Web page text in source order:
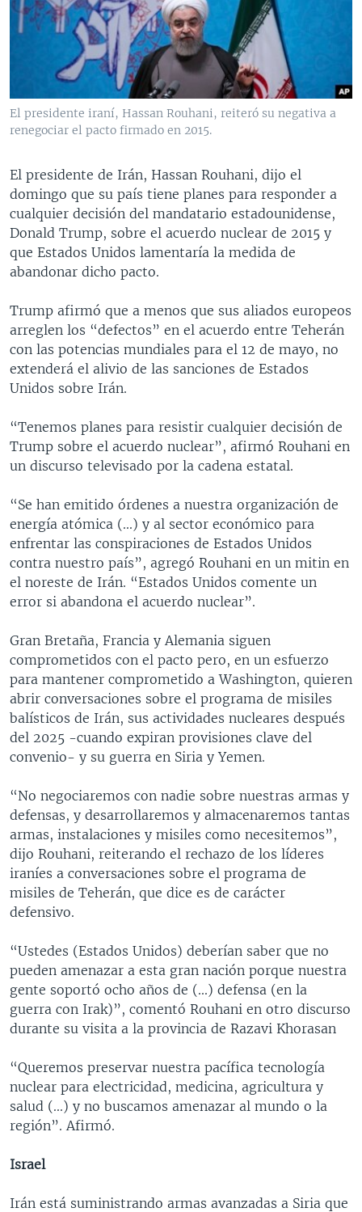
VENEZUELA
NICARAGUA
ECONOMÍA
ENTRETENIMIENTO Y CULTURA
TECNOLOGÍA
DEPORTES
CIENCIA Y SALUD
MULTIMEDIA
FOTOGRAFÍA
AUDIOS
PROGRAMAS TV
EL MUNDO AL DÍA
FORO INTERAMERICANO
VISIÓN 360
PANORAMA
AVANCE INFORMATIVO
AUDIONOTICIAS
ESTADOS UNIDOS AL DÍA
EL MUNDO AL DÍA [RADIO]
FORO [RADIO]
DEPORTIVO INTERNACIONAL
NOTA ECONÓMICA
ENTRETENIMIENTO
DIRECT
DOCUMENTALES DE LA VOA
Learning English
SÍGANOS
El presidente iraní, Hassan Rouhani, reiteró su negativa a
renegociar el pacto firmado en 2015.
El presidente de Irán, Hassan Rouhani, dijo el
domingo que su país tiene planes para responder a
cualquier decisión del mandatario estadounidense,
Donald Trump, sobre el acuerdo nuclear de 2015 y
que Estados Unidos lamentaría la medida de
abandonar dicho pacto.
Trump afirmó que a menos que sus aliados europeos
arreglen los “defectos” en el acuerdo entre Teherán
con las potencias mundiales para el 12 de mayo, no
extenderá el alivio de las sanciones de Estados
Unidos sobre Irán.
“Tenemos planes para resistir cualquier decisión de
Trump sobre el acuerdo nuclear”, afirmó Rouhani en
un discurso televisado por la cadena estatal.
“Se han emitido órdenes a nuestra organización de
energía atómica (...) y al sector económico para
enfrentar las conspiraciones de Estados Unidos
contra nuestro país”, agregó Rouhani en un mitin en
el noreste de Irán. “Estados Unidos comente un
error si abandona el acuerdo nuclear”.
Gran Bretaña, Francia y Alemania siguen
comprometidos con el pacto pero, en un esfuerzo
para mantener comprometido a Washington, quieren
abrir conversaciones sobre el programa de misiles
balísticos de Irán, sus actividades nucleares después
del 2025 -cuando expiran provisiones clave del
convenio- y su guerra en Siria y Yemen.
“No negociaremos con nadie sobre nuestras armas y
defensas, y desarrollaremos y almacenaremos tantas
armas, instalaciones y misiles como necesitemos”,
dijo Rouhani, reiterando el rechazo de los líderes
iraníes a conversaciones sobre el programa de
misiles de Teherán, que dice es de carácter
defensivo.
“Ustedes (Estados Unidos) deberían saber que no
pueden amenazar a esta gran nación porque nuestra
gente soportó ocho años de (...) defensa (en la
guerra con Irak)”, comentó Rouhani en otro discurso
durante su visita a la provincia de Razavi Khorasan
“Queremos preservar nuestra pacífica tecnología
nuclear para electricidad, medicina, agricultura y
salud (...) y no buscamos amenazar al mundo o la
región”. Afirmó.
Israel
Irán está suministrando armas avanzadas a Siria que